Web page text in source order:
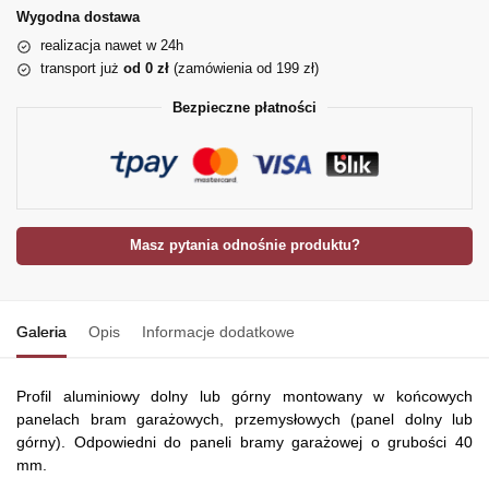
Wygodna dostawa
realizacja nawet w 24h
transport już od 0 zł (zamówienia od 199 zł)
Bezpieczne płatności
Masz pytania odnośnie produktu?
Galeria Opis Informacje dodatkowe
Profil aluminiowy dolny lub górny montowany w końcowych
panelach bram garażowych, przemysłowych (panel dolny lub
górny). Odpowiedni do paneli bramy garażowej o grubości 40
mm.